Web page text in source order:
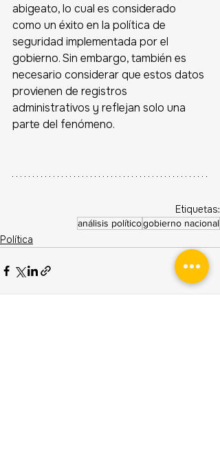
abigeato, lo cual es considerado
como un éxito en la política de
seguridad implementada por el
gobierno. Sin embargo, también es
necesario considerar que estos datos
provienen de registros
administrativos y reflejan solo una
parte del fenómeno.
Etiquetas:
análisis políticogobierno nacional
Política